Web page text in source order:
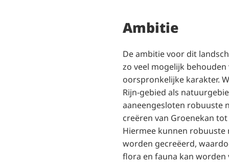
Ambitie
De ambitie voor dit
zo veel mogelijk behouden
oorspronkelijke karakter.
Rijn-gebied als
aaneengesloten robuuste
creëren van Groenekan
Hiermee kunnen
worden gecreëerd,
flora en fauna kan worden